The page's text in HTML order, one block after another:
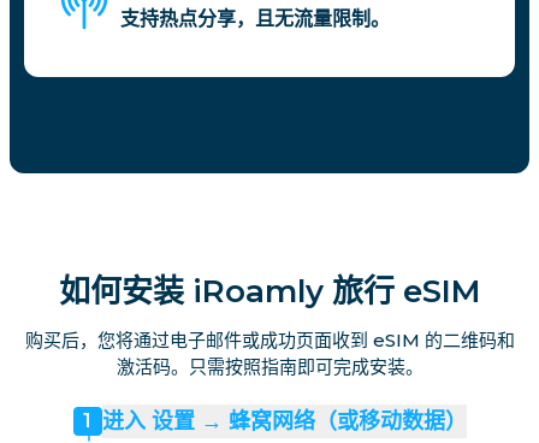
支持热点分享，且无流量限制。
如何安装 iRoamly 旅行 eSIM
购买后，您将通过电子邮件或成功页面收到 eSIM 的二维码和
激活码。只需按照指南即可完成安装。
1 进入 设置 → 蜂窝网络（或移动数据）